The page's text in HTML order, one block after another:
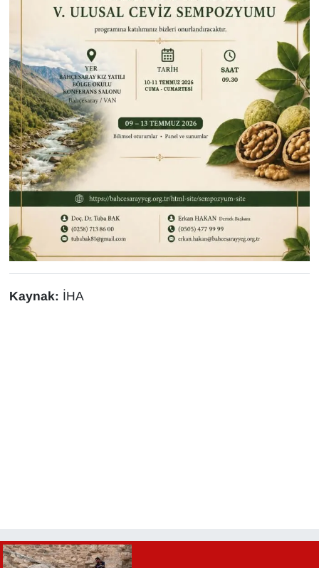
Kaynak: İHA